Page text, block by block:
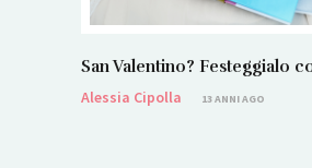
San Valentino? Festeggialo
Alessia Cipolla
13 ANNI AGO